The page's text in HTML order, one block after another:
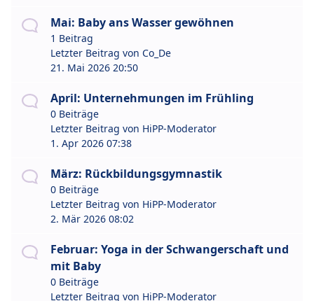
Mai: Baby ans Wasser gewöhnen
1 Beitrag
Letzter Beitrag von Co_De
21. Mai 2026 20:50
April: Unternehmungen im Frühling
0 Beiträge
Letzter Beitrag von HiPP-Moderator
1. Apr 2026 07:38
März: Rückbildungsgymnastik
0 Beiträge
Letzter Beitrag von HiPP-Moderator
2. Mär 2026 08:02
Februar: Yoga in der Schwangerschaft und
mit Baby
0 Beiträge
Letzter Beitrag von HiPP-Moderator